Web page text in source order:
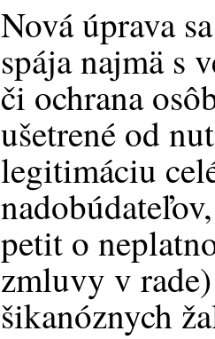
Nová úprava
spája najmä s
či ochrana
ušetrené od
legitimáciu
petit o
zmluvy v
šikanóznych